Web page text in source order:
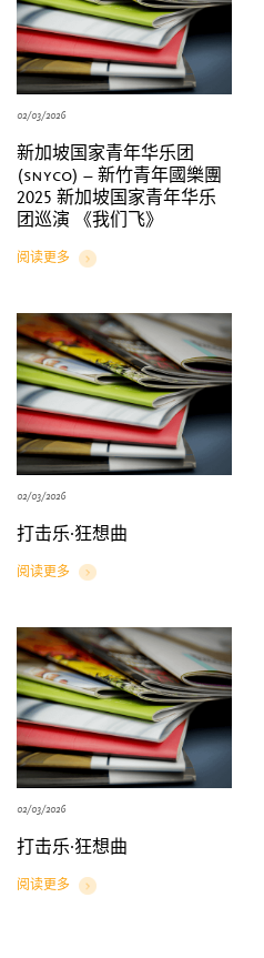
02/03/2026
新加坡国家青年华乐团
(snyco) – 新竹青年國樂團
2025 新加坡国家青年华乐
团巡演 《我们飞》
阅读更多
Details
02/03/2026
打击乐∙狂想曲
阅读更多
Details
02/03/2026
打击乐∙狂想曲
阅读更多
Details